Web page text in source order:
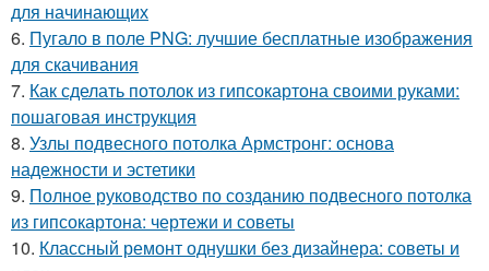
для начинающих
6. Пугало в поле PNG: лучшие бесплатные изображения
для скачивания
7. Как сделать потолок из гипсокартона своими руками:
пошаговая инструкция
8. Узлы подвесного потолка Армстронг: основа
надежности и эстетики
9. Полное руководство по созданию подвесного потолка
из гипсокартона: чертежи и советы
10. Классный ремонт однушки без дизайнера: советы и